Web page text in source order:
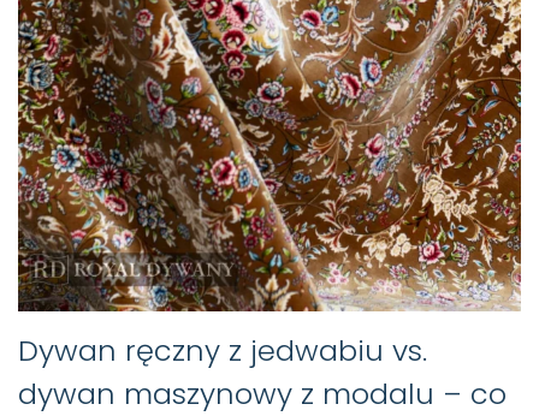
Dywan ręczny z jedwabiu vs.
dywan maszynowy z modalu – co